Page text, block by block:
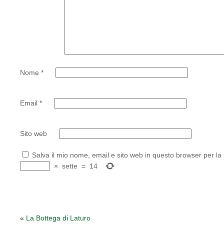
Nome *
Email *
Sito web
Salva il mio nome, email e sito web in questo browser per
× sette = 14
« La Bottega di Laturo